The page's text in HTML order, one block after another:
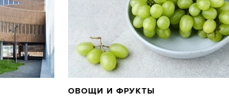
ОВОЩИ И ФРУКТЫ